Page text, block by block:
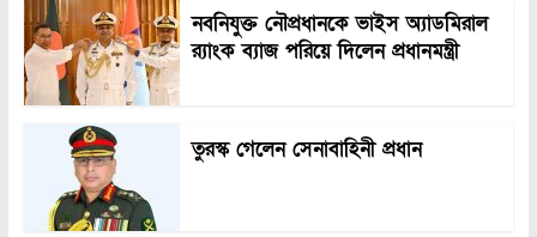
নবনিযুক্ত নৌপ্রধানকে ভাইস অ্যাডমিরাল
র‍্যাংক ব্যাজ পরিয়ে দিলেন প্রধানমন্ত্রী
তুরস্ক গেলেন সেনাবাহিনী প্রধান